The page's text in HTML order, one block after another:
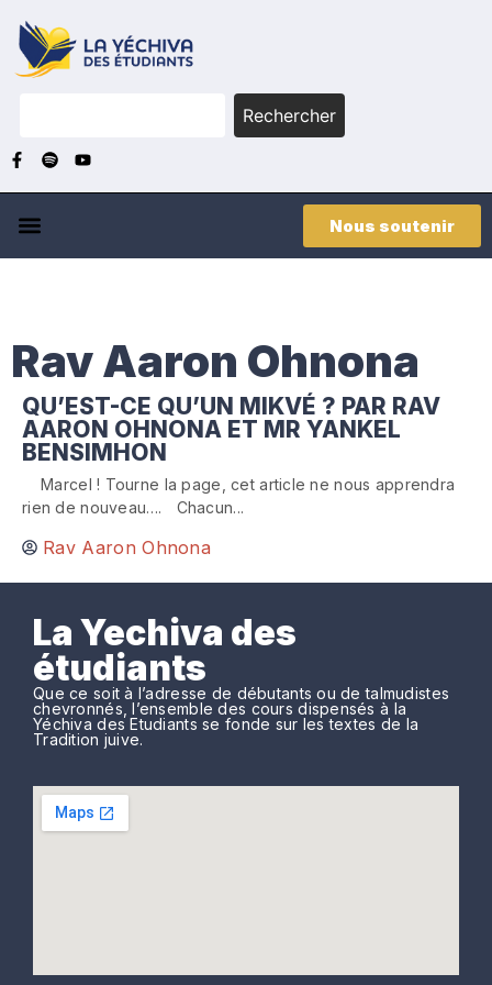
Rechercher
Nous soutenir
Rav Aaron Ohnona
QU’EST-CE QU’UN MIKVÉ ? PAR RAV
AARON OHNONA ET MR YANKEL
BENSIMHON
Marcel ! Tourne la page, cet article ne nous apprendra
rien de nouveau…. Chacun...
Rav Aaron Ohnona
La Yechiva des
étudiants
Que ce soit à l’adresse de débutants ou de talmudistes
chevronnés, l’ensemble des cours dispensés à la
Yéchiva des Etudiants se fonde sur les textes de la
Tradition juive.